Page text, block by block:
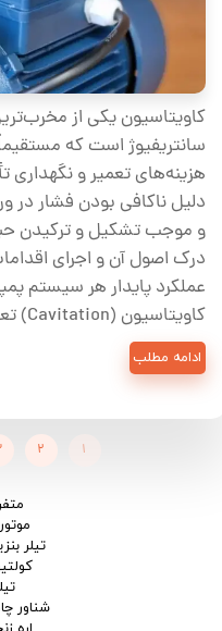
کاویتاسیون یکی از
سانتریفیوژ است که
هزینه‌های تعمیر و نگهداری
دلیل ناکافی بودن فشار
و موجب تشکیل و ترکیدن
درک اصول آن و اجرای
کاویتاسیون (Cavitation) تعریف و …
ادامه مطلب
۱ ۲
تیلر
شناور